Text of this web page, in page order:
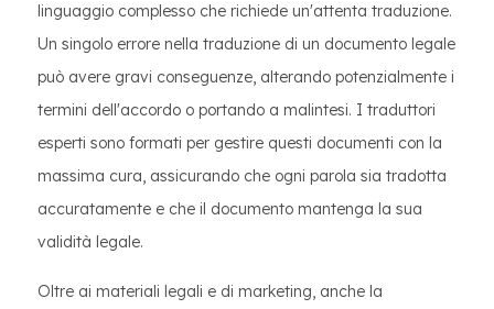
linguaggio complesso che richiede un'attenta traduzione.
Un singolo errore nella traduzione di un documento legale
può avere gravi conseguenze, alterando potenzialmente i
termini dell'accordo o portando a malintesi. I traduttori
esperti sono formati per gestire questi documenti con la
massima cura, assicurando che ogni parola sia tradotta
accuratamente e che il documento mantenga la sua
validità legale.
Oltre ai materiali legali e di marketing, anche la